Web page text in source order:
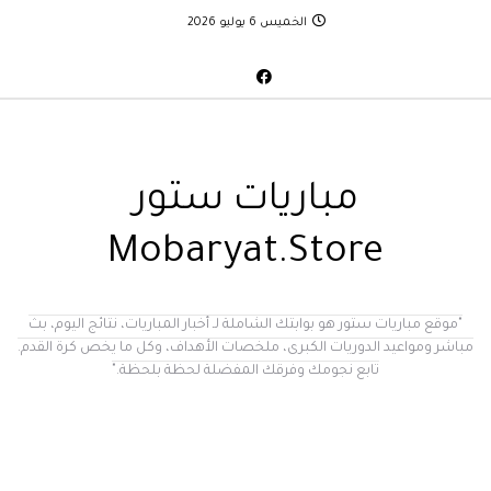
الخميس 6 يوليو 2026
مباريات ستور
Mobaryat.Store
"موقع مباريات ستور هو بوابتك الشاملة لـ أخبار المباريات، نتائج اليوم، بث
مباشر ومواعيد الدوريات الكبرى، ملخصات الأهداف، وكل ما يخص كرة القدم.
تابع نجومك وفرقك المفضلة لحظة بلحظة."